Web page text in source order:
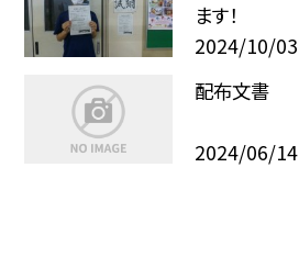
ます！
2024/10/03
配布文書
2024/06/14